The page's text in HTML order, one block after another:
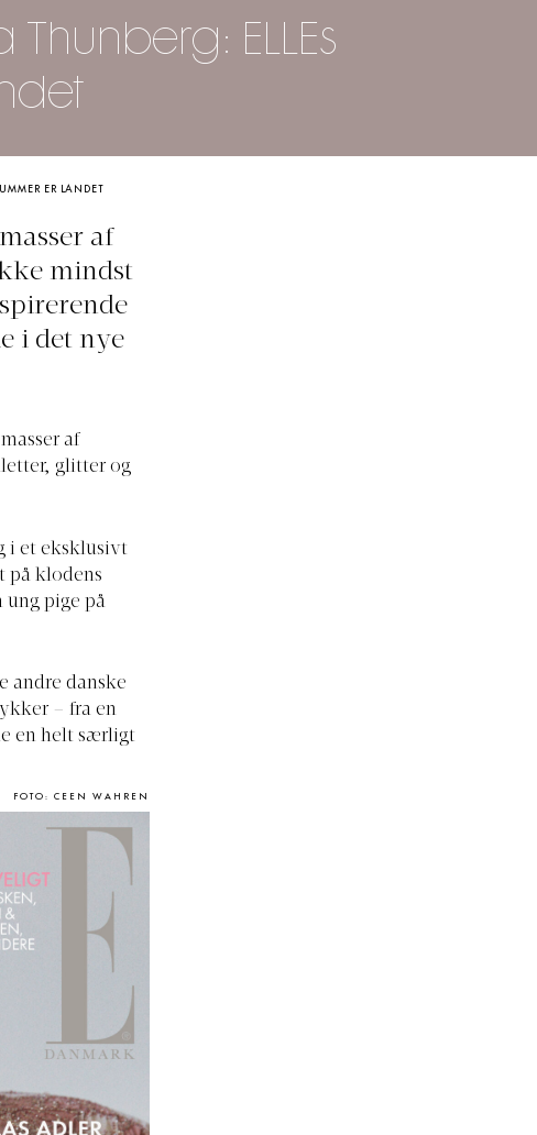
ELLEs
ER LANDET
af
mindst
i det nye
af
glitter og
i et eksklusivt
på klodens
ung pige på
andre danske
– fra en
en helt særligt
FOTO: CEEN WAHREN